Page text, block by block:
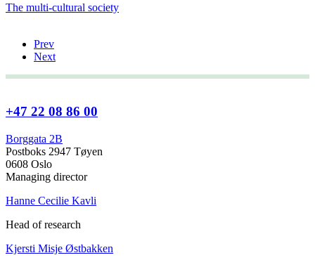
The multi-cultural society
Prev
Next
+47 22 08 86 00
Borggata 2B
Postboks 2947 Tøyen
0608 Oslo
Managing director
Hanne Cecilie Kavli
Head of research
Kjersti Misje Østbakken